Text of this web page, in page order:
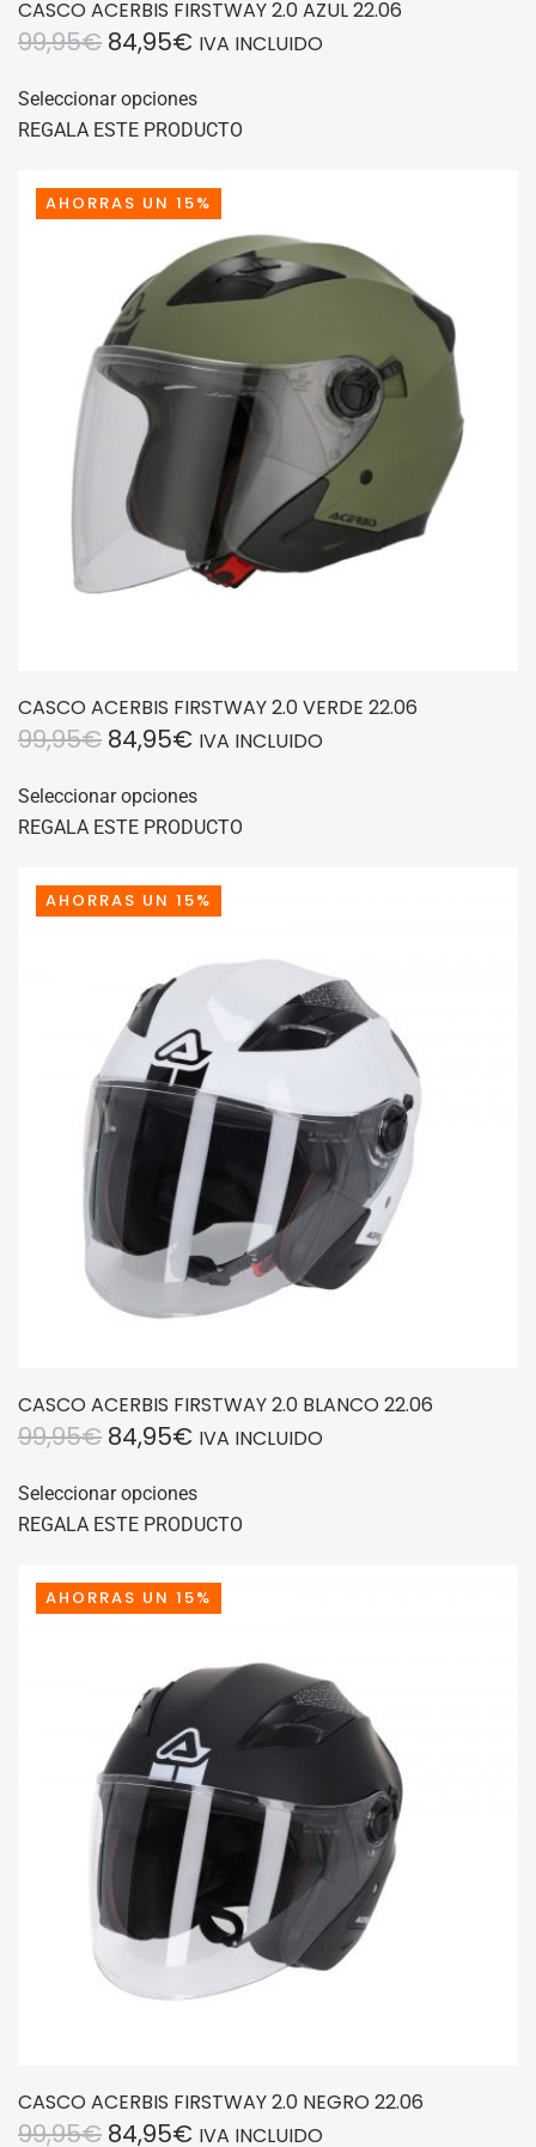
CASCO ACERBIS FIRSTWAY 2.0 AZUL 22.06
99,95€ EL
ORIGINAL
99,95€.
84,95€EL
ACTUAL
84,95€.
IVA INCLUIDO
Seleccionar opcionesproducto
tiene
variantes.
opciones
elegir
página
producto
REGALA ESTE PRODUCTO
AHORRAS UN 15%
CASCO ACERBIS FIRSTWAY 2.0 VERDE 22.06
99,95€ EL
ORIGINAL
99,95€.
84,95€EL
ACTUAL
84,95€.
IVA INCLUIDO
Seleccionar opcionesproducto
tiene
variantes.
opciones
pueden
elegir
en
página
de
producto
REGALA ESTE PRODUCTO
AHORRAS UN 15%
CASCO ACERBIS FIRSTWAY 2.0 BLANCO 22.06
99,95€ EL
ORIGINAL
99,95€.
84,95€EL
ACTUAL
84,95€.
IVA INCLUIDO
Seleccionar opcionesproducto
tiene
variantes.
se
pueden
elegir
en
la
página
de
producto
REGALA ESTE PRODUCTO
AHORRAS UN 15%
CASCO ACERBIS FIRSTWAY 2.0 NEGRO 22.06
99,95€ EL
84,95€EL
IVA INCLUIDO